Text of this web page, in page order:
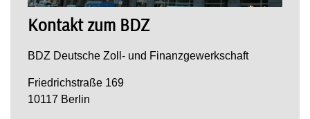
Kontakt zum BDZ
BDZ Deutsche Zoll- und Finanzgewerkschaft
Friedrichstraße 169
10117 Berlin